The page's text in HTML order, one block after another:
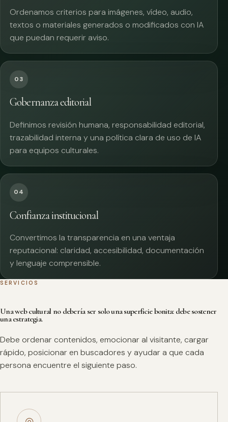
Ordenamos criterios para imágenes, vídeo, audio,
textos o materiales generados o modificados con IA
que puedan requerir aviso.
03
Gobernanza editorial
Definimos revisión humana, responsabilidad editorial,
trazabilidad interna y una política clara de uso de IA
para equipos culturales.
04
Confianza institucional
Convertimos la transparencia en una ventaja
reputacional: claridad, accesibilidad, documentación
y lenguaje comprensible.
SERVICIOS
Una web cultural no debería ser solo una superficie bonita: debe sostener
una estrategia.
Debe ordenar contenidos, emocionar al visitante, cargar
rápido, posicionar en buscadores y ayudar a que cada
persona encuentre el siguiente paso.